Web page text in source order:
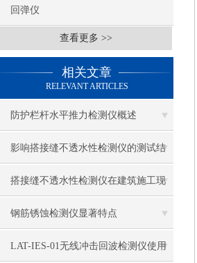
回弹仪
查看更多 >>
相关文章
RELEVANT ARTICLES
防护栏杆水平推力检测仪概述
影响搭接缝不透水性检测仪的测试结
果的因素有哪些？
搭接缝不透水性检测仪在建筑施工现
场中的应用
钢筋锈蚀检测仪显著特点
LAT-IES-01无线冲击回波检测仪使用